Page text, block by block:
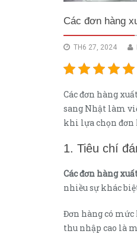
Các đơn hàng
TH6 27, 2024
Các đơn hàng
sang Nhật làm
khi lựa chọn đơn
1. Tiêu chí
Các đơn hàng
nhiều sự khác
Đơn hàng có
thu nhập cao là